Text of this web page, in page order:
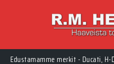
Edustamamme merkit - Ducati, H-